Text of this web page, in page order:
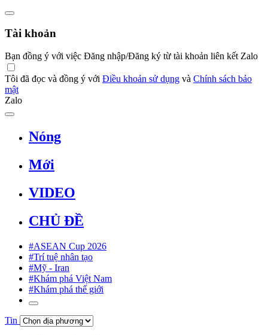
Tài khoản
Bạn đồng ý với việc Đăng nhập/Đăng ký từ tài khoản liên kết Zalo
Tôi đã đọc và đồng ý với Điều khoản sử dụng và Chính sách bảo
mật
Zalo
Nóng
Mới
VIDEO
CHỦ ĐỀ
#ASEAN Cup 2026
#Trí tuệ nhân tạo
#Mỹ - Iran
#Khám phá Việt Nam
#Khám phá thế giới
Tin